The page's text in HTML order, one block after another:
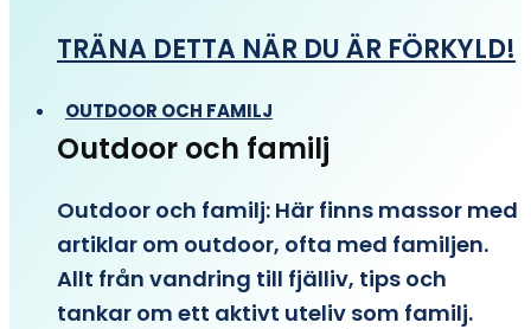
TRÄNA DETTA NÄR DU ÄR FÖRKYLD!
OUTDOOR OCH FAMILJ
Outdoor och familj
Outdoor och familj: Här finns massor med
artiklar om outdoor, ofta med familjen.
Allt från vandring till fjälliv, tips och
tankar om ett aktivt uteliv som familj.